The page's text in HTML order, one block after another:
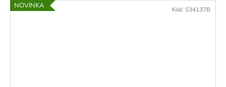
NOVINKA Kód: S34137B